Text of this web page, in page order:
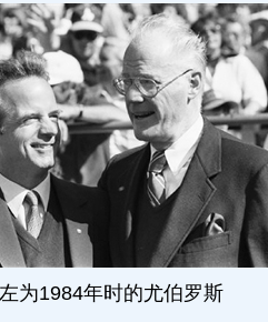
左为1984年时的尤伯罗斯